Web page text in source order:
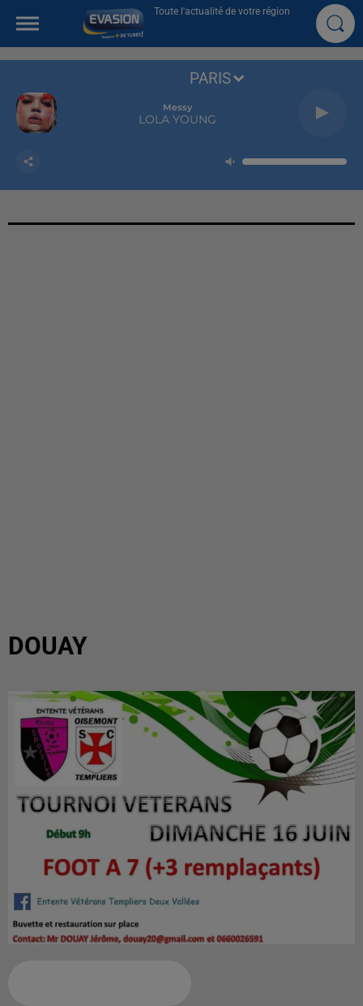
Toute l'actualité de votre région
Messy
LOLA YOUNG
PARIS
DOUAY